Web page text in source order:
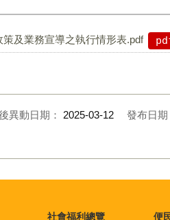
及業務宣導之執行情形表.pdf
異動日期： 2025-03-12 發布日期
社會福利總覽 便